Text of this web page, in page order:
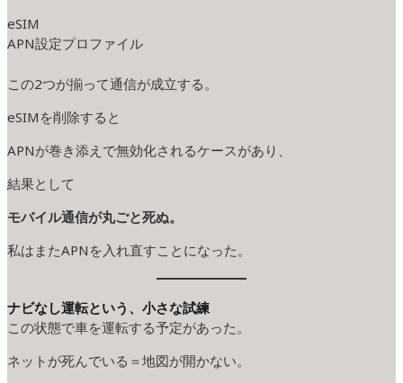
eSIM
APN設定プロファイル
この2つが揃って通信が成立する。
eSIMを削除すると
APNが巻き添えで無効化されるケースがあり、
結果として
モバイル通信が丸ごと死ぬ。
私はまたAPNを入れ直すことになった。
ナビなし運転という、小さな試練
この状態で車を運転する予定があった。
ネットが死んでいる＝地図が開かない。